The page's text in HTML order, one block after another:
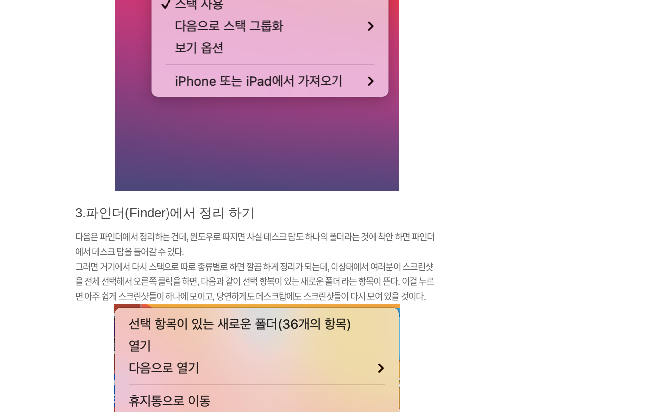
3.파인더(Finder)에서 정리 하기
다음은 파인더에서 정리하는 건데, 윈도우로 따지면 사실 데스크 탑도 하나의 폴더라는 것에 착안 하면 파인더
에서 데스크 탑을 들어갈 수 있다.
그러면 거기에서 다시 스택으로 따로 종류별로 하면 깔끔 하게 정리가 되는데, 이상태에서 여러분이 스크린샷
을 전체 선택해서 오른쪽 클릭을 하면, 다음과 같이 선택 항복이 있는 새로운 폴더 라는 항목이 뜬다. 이걸 누르
면 아주 쉽게 스크린샷들이 하나에 모이고, 당연하게도 데스크탑에도 스크린샷들이 다시 모여 있을 것이다.